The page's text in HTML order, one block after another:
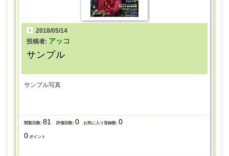
2018/05/14
投稿者: アッコ
サンプル
閲覧回数: 81 評価回数: 0お気に入り登録数: 0
0ポイント
サンプル写真